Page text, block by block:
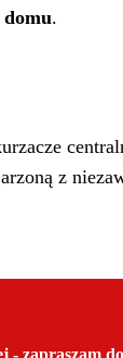
.
z
- zapraszam